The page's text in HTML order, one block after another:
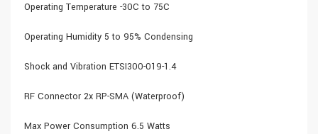
Operating Temperature -30C to 75C
Operating Humidity 5 to 95% Condensing
Shock and Vibration ETSI300-019-1.4
RF Connector 2x RP-SMA (Waterproof)
Max Power Consumption 6.5 Watts